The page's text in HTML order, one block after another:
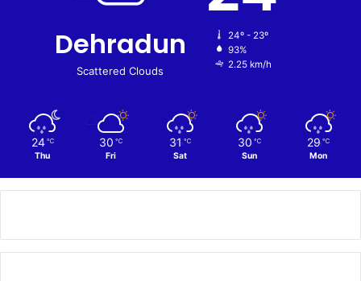
Dehradun
Scattered Clouds
24º - 23º
93%
2.25 km/h
24 ℃
Thu
30 ℃
Fri
31 ℃
Sat
30 ℃
Sun
29 ℃
Mon